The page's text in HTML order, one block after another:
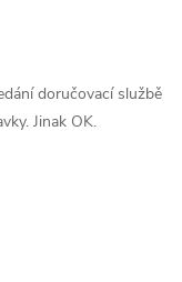
doručovací službě
Jinak OK.